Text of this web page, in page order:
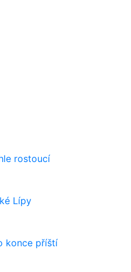
rostoucí
Lípy
konce příští